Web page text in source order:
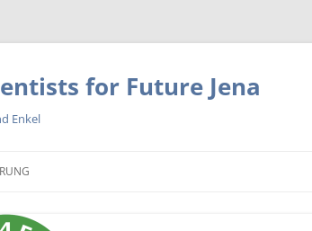
for Future Jena
Enkel